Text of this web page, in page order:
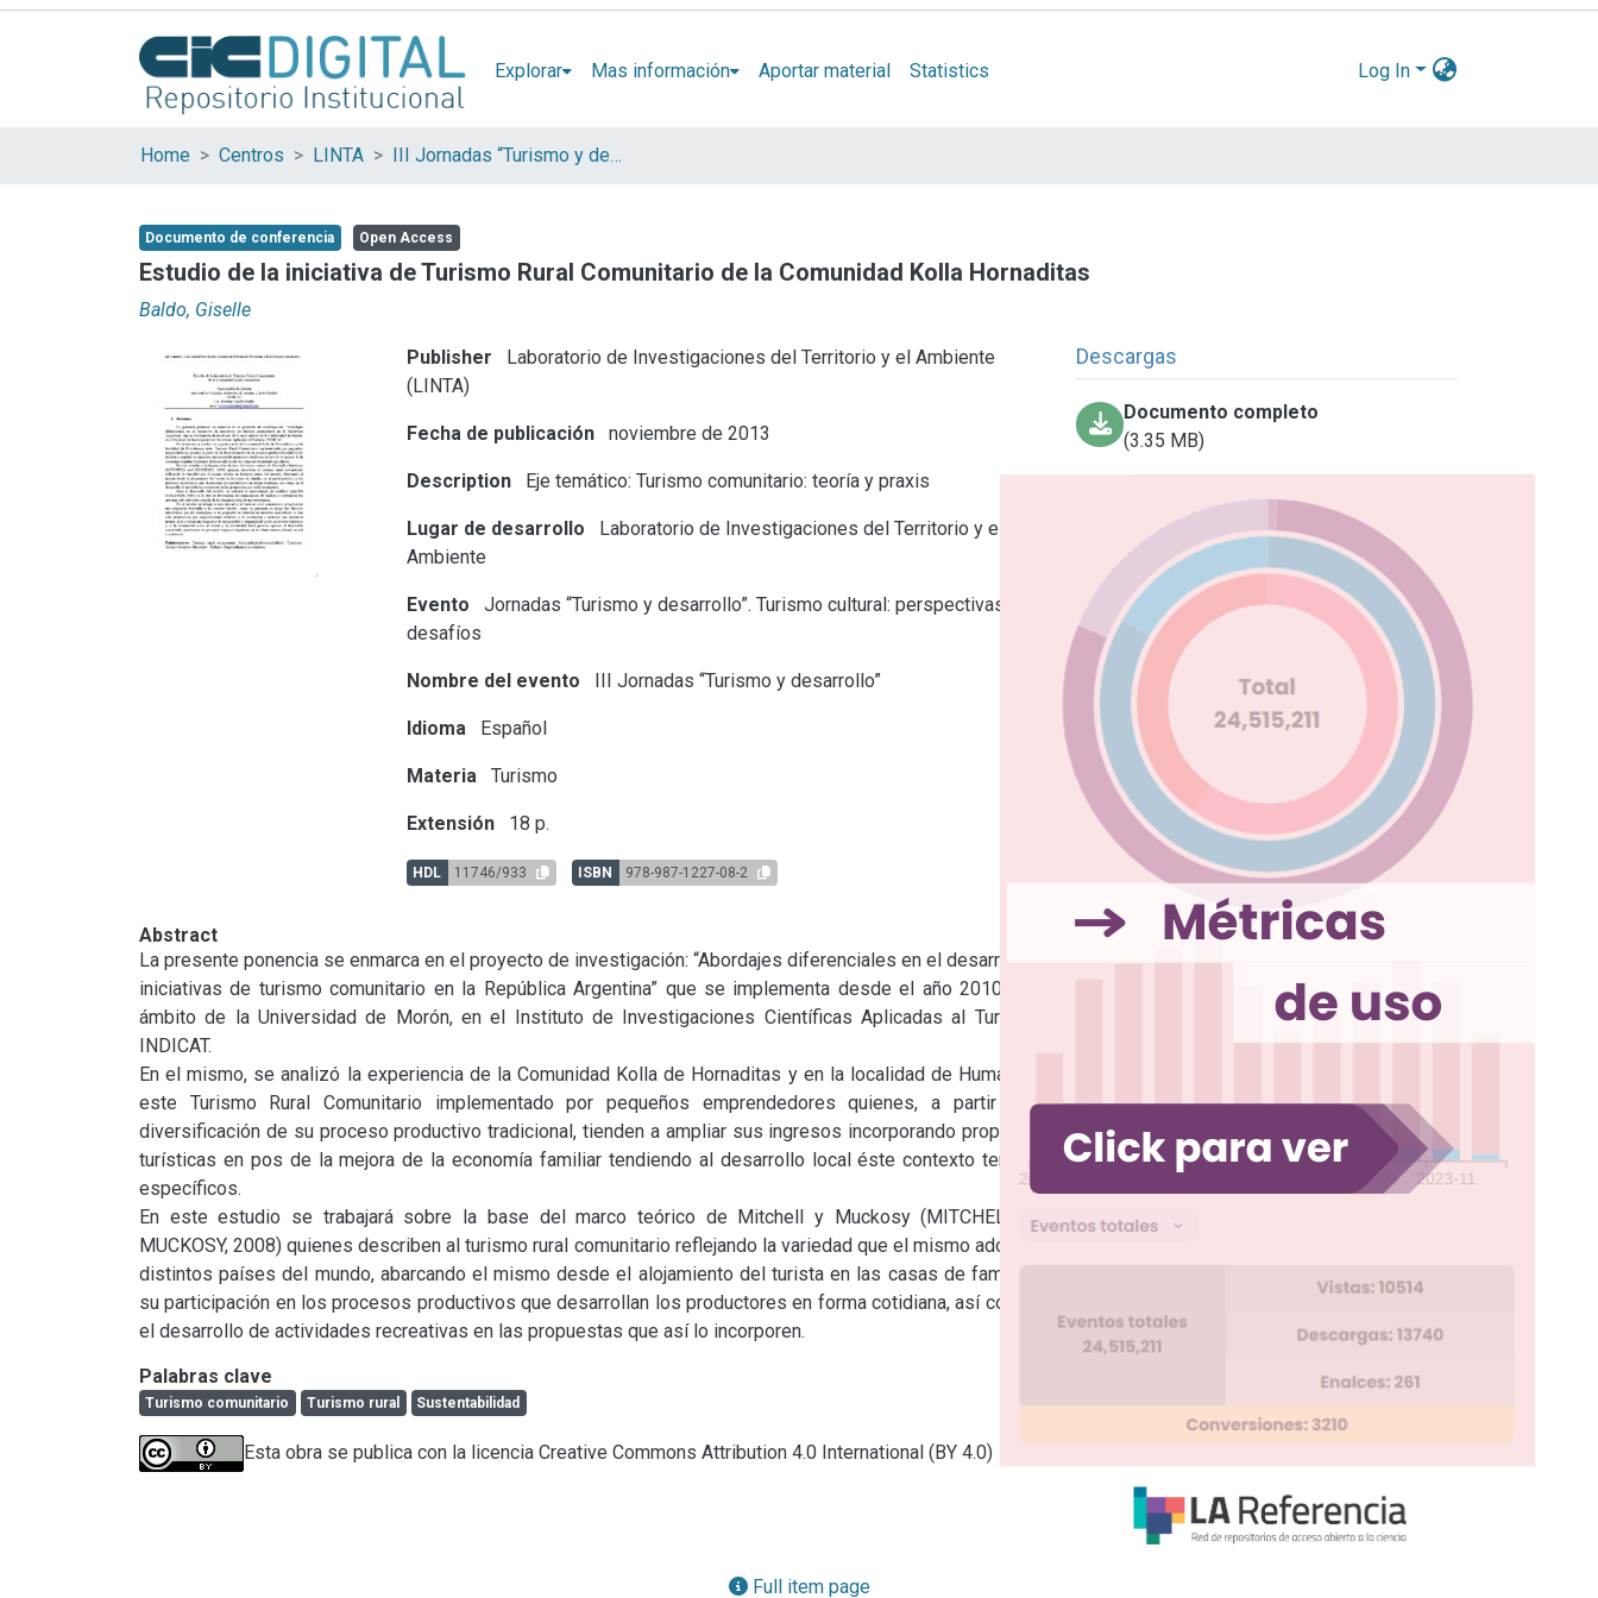
Explorar Mas información Aportar material Statistics Log In
Home Centros LINTA III Jornadas “Turismo y desarrollo”. Turismo cultural: perspectivas y desafíos
Documento de conferencia Open Access
Estudio de la iniciativa de Turismo Rural Comunitario de la Comunidad Kolla Hornaditas
Baldo, Giselle
Publisher
Laboratorio de Investigaciones del Territorio y el Ambiente
(LINTA)
Fecha de publicación noviembre de 2013
Description Eje temático: Turismo comunitario: teoría y praxis
Lugar de desarrollo
Laboratorio de Investigaciones del Territorio y el
Ambiente
Evento
Jornadas “Turismo y desarrollo”. Turismo cultural: perspectivas y
desafíos
Nombre del evento III Jornadas “Turismo y desarrollo”
Idioma Español
Materia Turismo
Extensión 18 p.
HDL 11746/933 ISBN 978-987-1227-08-2
Descargas
Documento completo
(3.35 MB)
Abstract
La presente ponencia se enmarca en el proyecto de investigación: “Abordajes diferenciales en el desarrollo de
iniciativas de turismo comunitario en la República Argentina” que se implementa desde el año 2010, en el
ámbito de la Universidad de Morón, en el Instituto de Investigaciones Científicas Aplicadas al Turismo -
INDICAT.
En el mismo, se analizó la experiencia de la Comunidad Kolla de Hornaditas y en la localidad de Humahuaca,
este Turismo Rural Comunitario implementado por pequeños emprendedores quienes, a partir de la
diversificación de su proceso productivo tradicional, tienden a ampliar sus ingresos incorporando propuestas
turísticas en pos de la mejora de la economía familiar tendiendo al desarrollo local éste contexto territorial
específicos.
En este estudio se trabajará sobre la base del marco teórico de Mitchell y Muckosy (MITCHELL and
MUCKOSY, 2008) quienes describen al turismo rural comunitario reflejando la variedad que el mismo adopta en
distintos países del mundo, abarcando el mismo desde el alojamiento del turista en las casas de familia, en
su participación en los procesos productivos que desarrollan los productores en forma cotidiana, así como en
el desarrollo de actividades recreativas en las propuestas que así lo incorporen.
Palabras clave
Turismo comunitario Turismo rural Sustentabilidad
Esta obra se publica con la licencia Creative Commons Attribution 4.0 International (BY 4.0)
Full item page